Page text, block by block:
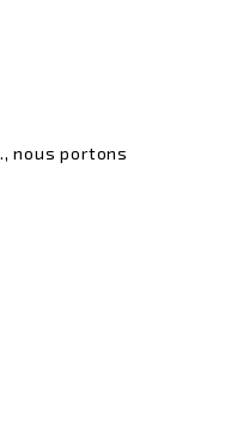
nous portons